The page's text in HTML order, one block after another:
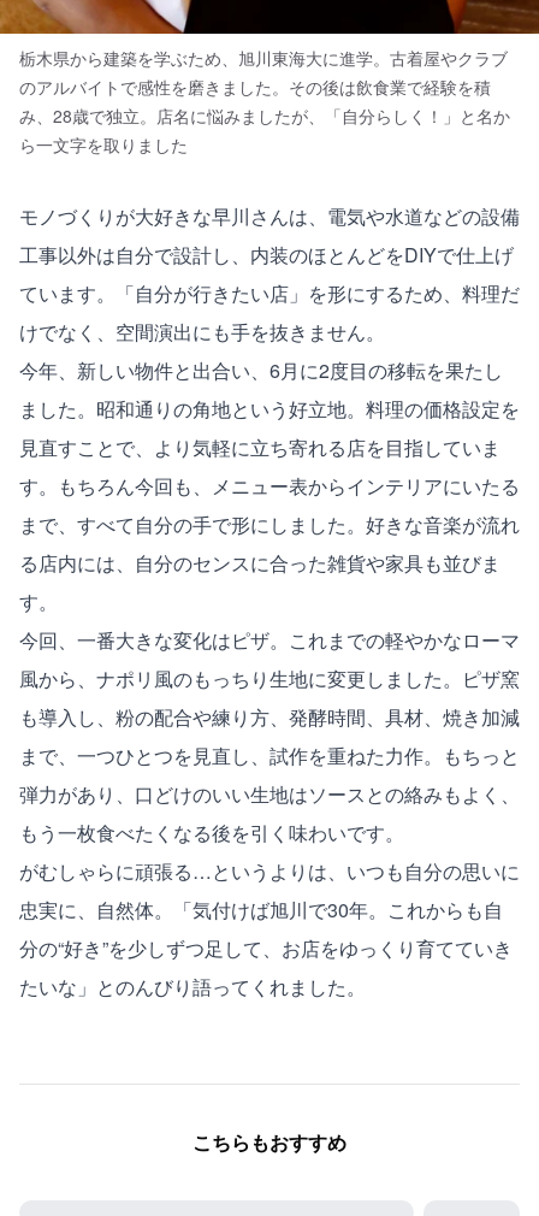
栃木県から建築を学ぶため、旭川東海大に進学。古着屋やクラブ
のアルバイトで感性を磨きました。その後は飲食業で経験を積
み、28歳で独立。店名に悩みましたが、「自分らしく！」と名か
ら一文字を取りました
モノづくりが大好きな早川さんは、電気や水道などの設備
工事以外は自分で設計し、内装のほとんどをDIYで仕上げ
ています。「自分が行きたい店」を形にするため、料理だ
けでなく、空間演出にも手を抜きません。
今年、新しい物件と出合い、6月に2度目の移転を果たし
ました。昭和通りの角地という好立地。料理の価格設定を
見直すことで、より気軽に立ち寄れる店を目指していま
す。もちろん今回も、メニュー表からインテリアにいたる
まで、すべて自分の手で形にしました。好きな音楽が流れ
る店内には、自分のセンスに合った雑貨や家具も並びま
す。
今回、一番大きな変化はピザ。これまでの軽やかなローマ
風から、ナポリ風のもっちり生地に変更しました。ピザ窯
も導入し、粉の配合や練り方、発酵時間、具材、焼き加減
まで、一つひとつを見直し、試作を重ねた力作。もちっと
弾力があり、口どけのいい生地はソースとの絡みもよく、
もう一枚食べたくなる後を引く味わいです。
がむしゃらに頑張る…というよりは、いつも自分の思いに
忠実に、自然体。「気付けば旭川で30年。これからも自
分の“好き”を少しずつ足して、お店をゆっくり育てていき
たいな」とのんびり語ってくれました。
こちらもおすすめ